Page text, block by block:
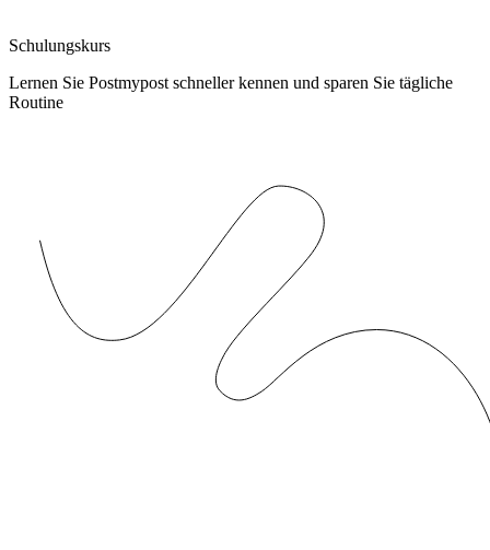
Schulungskurs
Lernen Sie Postmypost schneller kennen und sparen Sie tägliche
Routine